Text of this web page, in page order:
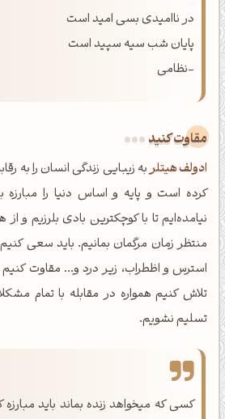
در ناامیدی بسی امید است
پایان شب سیه سپید است
-نظامی
مقاوت کنید
ادولف هیتلربه زیبایی زندگی انسان را به
کرده است و پایه و اساس دنیا را مبارزه
نیامده‌ایم تا با کوچکترین بادی بلرزیم و
منتظر زمان مرگمان بمانیم. باید سعی
استرس و اظطراب، زیر درد و... مقاوت
تلاش کنیم همواره در مقابله با تمام
تسلیم نشویم.
کسی که میخواهد زنده بماند باید